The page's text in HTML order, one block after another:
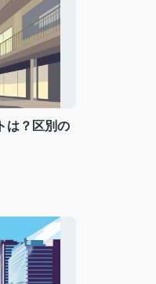
は？区別の